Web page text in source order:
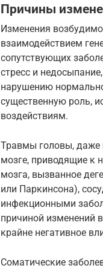
Причины
Изменения
взаимодействием
сопутствующих
стресс и
нарушению
существенную роль,
воздействиям.
Травмы головы, даже
мозге, приводящие к
мозга, вызванное
или Паркинсона),
инфекционными
причиной изменений
крайне негативное
Соматические